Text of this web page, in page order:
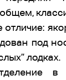
отличие:
под
лодках.
в